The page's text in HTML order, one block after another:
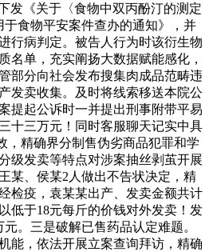
发《关于〈食物中双丙酚汀的测定
食物平安案件查办的通知》，并
行病判定。被告人行为时该衍生物
名单，充实阐扬大数据赋能感化，
部分向社会发布搜集肉成品范畴违
发卖收集。及时将线索移送本院公
提起公诉时一并提出刑事附带平易
十三万元！同时客服聊天记实中具
，精确界分制售伪劣商品犯罪和学
级发卖等特点对涉案抽丝剥茧开展
某、侯某2人做出不告状决定，精
检疫，袁某某出产、发卖金额共计
低于18元每斤的价钱对外发卖！发
。三是破解已售药品认定难题。
能，依法开展立案查询拜访，精确